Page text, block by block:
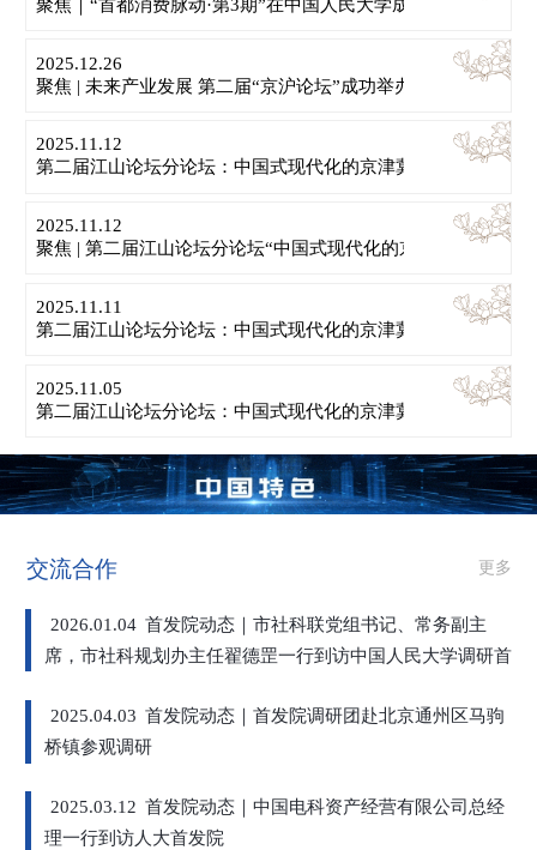
聚焦｜“首都消费脉动·第3期”在中国人民大学成功举办
2025.12.26
聚焦 | 未来产业发展 第二届“京沪论坛”成功举办
2025.11.12
第二届江山论坛分论坛：中国式现代化的京津冀协同发展实践 |
2025.11.12
聚焦 | 第二届江山论坛分论坛“中国式现代化的京津冀协同发展
2025.11.11
第二届江山论坛分论坛：中国式现代化的京津冀协同发展实践 |
2025.11.05
第二届江山论坛分论坛：中国式现代化的京津冀协同发展实践 |
交流合作 更多
2026.01.04 首发院动态｜市社科联党组书记、常务副主
席，市社科规划办主任翟德罡一行到访中国人民大学调研首
2025.04.03 首发院动态｜首发院调研团赴北京通州区马驹
桥镇参观调研
2025.03.12 首发院动态｜中国电科资产经营有限公司总经
理一行到访人大首发院